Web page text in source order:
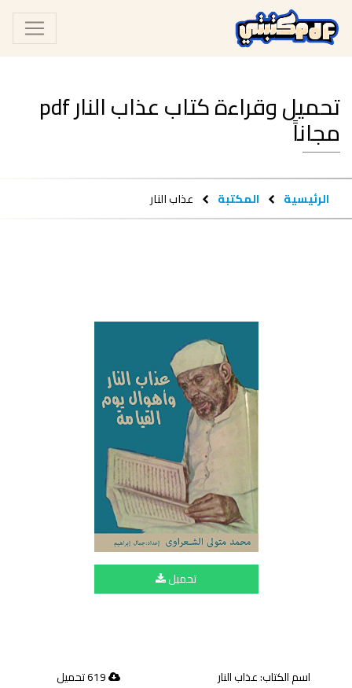
تحميل وقراءة كتاب عذاب النار pdf
مجاناً
الرئيسية المكتبة عذاب النار
تحميل
اسم الكتاب: عذاب النار